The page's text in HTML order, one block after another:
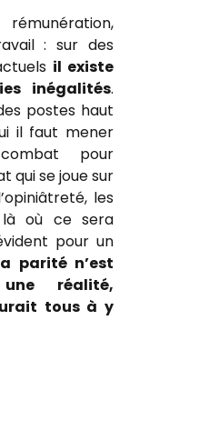
: sur des
il existe
inégalités.
postes haut
il faut mener
pour
qui se joue sur
les
où ce sera
pour un
parité n’est
réalité,
tous à y